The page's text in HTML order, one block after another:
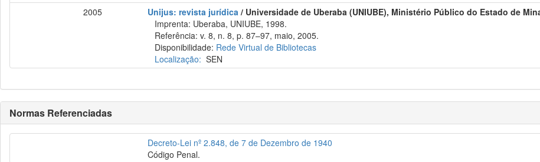
2005
Unijus: revista jurídica / Universidade de Uberaba (UNIUBE), Ministério Público do Estado de
Imprenta: Uberaba, UNIUBE, 1998.
Referência: v. 8, n. 8, p. 87–97, maio, 2005.
Disponibilidade: Rede Virtual de Bibliotecas
Localização: SEN
Normas Referenciadas
Decreto-Lei nº 2.848, de 7 de Dezembro de 1940
Código Penal.